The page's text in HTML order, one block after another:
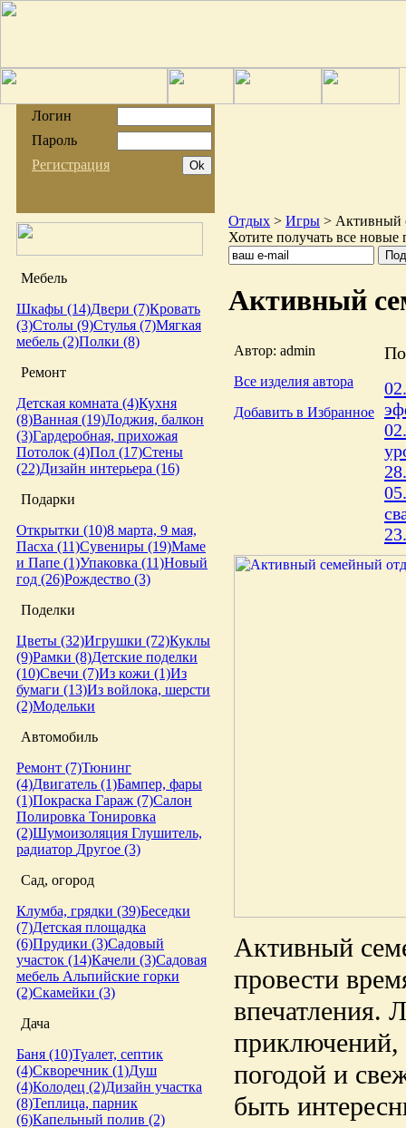
Логин
Пароль
Регистрация
Мебель
Шкафы (14)Двери (7)Кровать
(3)Столы (9)Стулья (7)Мягкая
мебель (2)Полки (8)
Ремонт
Детская комната (4)Кухня
(8)Ванная (19)Лоджия, балкон
(3)Гардеробная, прихожая
Потолок (4)Пол (17)Стены
(22)Дизайн интерьера (16)
Подарки
Открытки (10)8 марта, 9 мая,
Пасха (11)Сувениры (19)Маме
и Папе (1)Упаковка (11)Новый
год (26)Рождество (3)
Поделки
Цветы (32)Игрушки (72)Куклы
(9)Рамки (8)Детские поделки
(10)Свечи (7)Из кожи (1)Из
бумаги (13)Из войлока, шерсти
(2)Модельки
Автомобиль
Ремонт (7)Тюнинг
(4)Двигатель (1)Бампер, фары
(1)Покраска Гараж (7)Салон
Полировка Тонировка
(2)Шумоизоляция Глушитель,
радиатор Другое (3)
Сад, огород
Клумба, грядки (39)Беседки
(7)Детская площадка
(6)Прудики (3)Садовый
участок (14)Качели (3)Садовая
мебель Альпийские горки
(2)Скамейки (3)
Дача
Баня (10)Туалет, септик
(4)Скворечник (1)Душ
(4)Колодец (2)Дизайн участка
(8)Теплица, парник
(6)Капельный полив (2)
Отдых > Игры > Активный
Хотите получать все
Активный
Автор: admin
Все изделия автора
Добавить в Избранное
Активный
провести
впечатления.
приключений,
погодой и
быть